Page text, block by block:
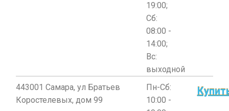
19:00;
Сб:
08:00 -
14:00;
Вс:
выходной
443001 Самара, ул Братьев
Коростелевых, дом 99
Пн-Сб:
10:00 -